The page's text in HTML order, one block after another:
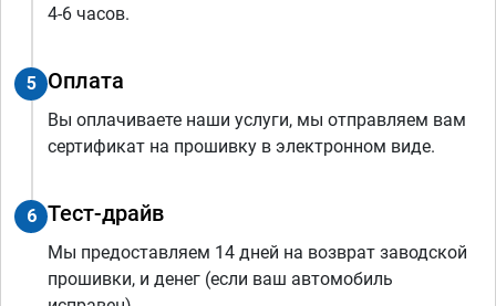
4-6 часов.
5 Оплата
Вы оплачиваете наши услуги, мы отправляем вам
сертификат на прошивку в электронном виде.
6 Тест-драйв
Мы предоставляем 14 дней на возврат заводской
прошивки, и денег (если ваш автомобиль